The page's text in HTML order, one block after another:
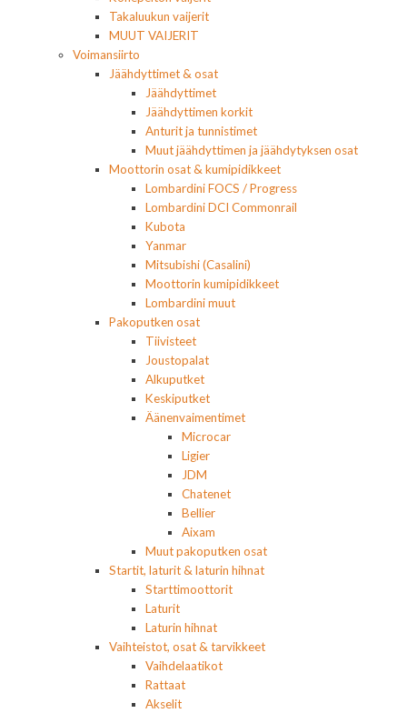
Takaluukun vaijerit
MUUT VAIJERIT
Voimansiirto
Jäähdyttimet & osat
Jäähdyttimet
Jäähdyttimen korkit
Anturit ja tunnistimet
Muut jäähdyttimen ja jäähdytyksen osat
Moottorin osat & kumipidikkeet
Lombardini FOCS / Progress
Lombardini DCI Commonrail
Kubota
Yanmar
Mitsubishi (Casalini)
Moottorin kumipidikkeet
Lombardini muut
Pakoputken osat
Tiivisteet
Joustopalat
Alkuputket
Keskiputket
Äänenvaimentimet
Microcar
Ligier
JDM
Chatenet
Bellier
Aixam
Muut pakoputken osat
Startit, laturit & laturin hihnat
Starttimoottorit
Laturit
Laturin hihnat
Vaihteistot, osat & tarvikkeet
Vaihdelaatikot
Rattaat
Akselit